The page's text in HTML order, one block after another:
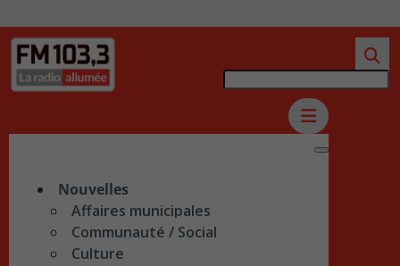
Nouvelles
Affaires municipales
Communauté / Social
Culture